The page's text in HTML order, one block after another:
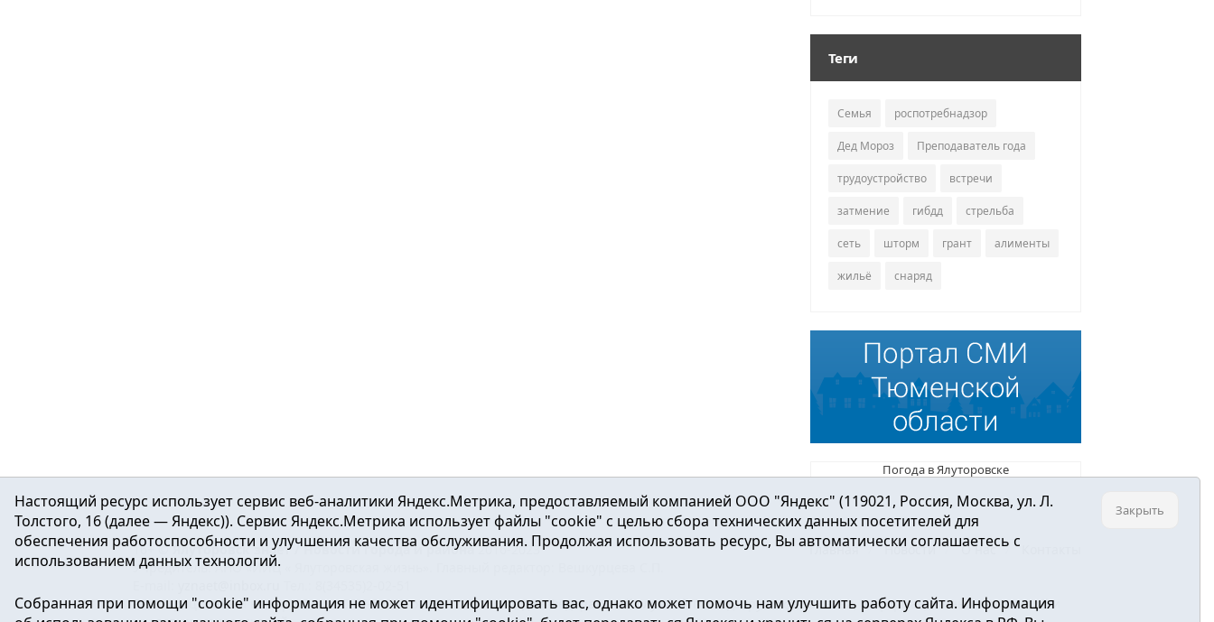
Теги
Семья роспотребнадзор
Дед Мороз Преподаватель года
трудоустройство встречи
затмение гибдд стрельба
сеть шторм грант алименты
жильё снаряд
Погода в Ялуторовске
Главная Новости О нас
16+ ©Ялуторовск знает / Новости города и района2016-2023
Учредитель: АНО «ИИЦ « Ялуторовская жизнь». Главный редактор: Вешкурцева С.П.
Регистрационный номер ЭЛ № ФС 77-64937 от 24.02.2016г. выдан Федеральной службой по надзору в сфере связи, информационных технологий и
Настоящий ресурс использует сервис веб-аналитики Яндекс.Метрика, предоставляемый компанией ООО "Яндекс" (119021, Россия, Москва, ул. Л.
Толстого, 16 (далее — Яндекс)). Сервис Яндекс.Метрика использует файлы "cookie" с целью сбора технических данных посетителей для
обеспечения работоспособности и улучшения качества обслуживания. Продолжая использовать ресурс, Вы автоматически соглашаетесь с
использованием данных технологий.
Собранная при помощи "cookie" информация не может идентифицировать вас, однако может помочь нам улучшить работу сайта. Информация
Закрыть